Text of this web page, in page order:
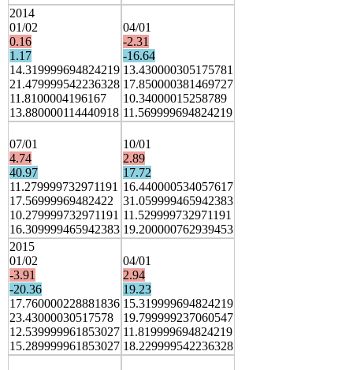
2014
01/02
0.16
1.17
14.319999694824219
21.479999542236328
11.8100004196167
13.880000114440918
04/01
-2.31
-16.64
13.430000305175781
17.850000381469727
10.34000015258789
11.569999694824219
07/01
4.74
40.97
11.279999732971191
17.56999969482422
10.279999732971191
16.309999465942383
10/01
2.89
17.72
16.440000534057617
31.059999465942383
11.529999732971191
19.200000762939453
2015
01/02
-3.91
-20.36
17.760000228881836
23.43000030517578
12.539999961853027
15.289999961853027
04/01
2.94
19.23
15.319999694824219
19.799999237060547
11.819999694824219
18.229999542236328